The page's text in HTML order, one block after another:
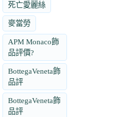
死亡愛麗絲
麥當勞
APM Monaco飾
品評價?
BottegaVeneta飾
品評
BottegaVeneta飾
品評